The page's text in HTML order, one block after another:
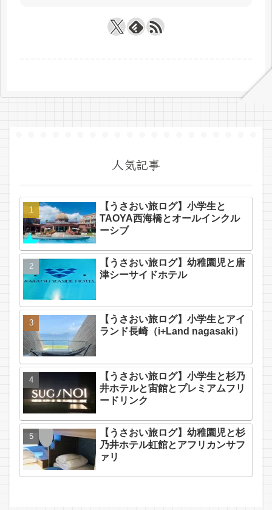
人気記事
【うさおい旅ログ】小学生と
TAOYA西海橋とオールインクル
ーシブ
【うさおい旅ログ】幼稚園児と唐
津シーサイドホテル
【うさおい旅ログ】小学生とアイ
ランド長崎（i+Land nagasaki）
【うさおい旅ログ】小学生と杉乃
井ホテルと宙館とプレミアムフリ
ードリンク
【うさおい旅ログ】幼稚園児と杉
乃井ホテル虹館とアフリカンサフ
ァリ